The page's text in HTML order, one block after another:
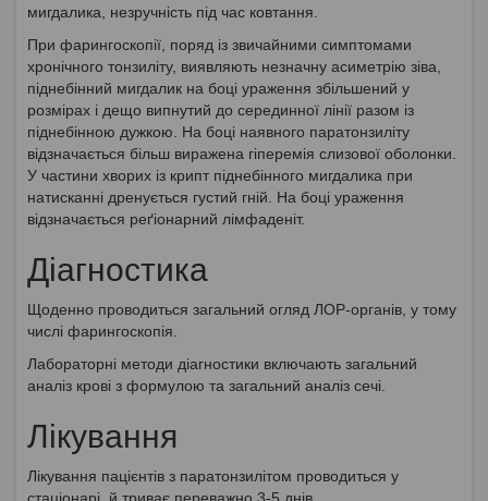
мигдалика, незручність під час ковтання.
При фарингоскопії, поряд із звичайними симптомами
хронічного тонзиліту, виявляють незначну асиметрію зіва,
піднебінний мигдалик на боці ураження збільшений у
розмірах і дещо випнутий до серединної лінії разом із
піднебінною дужкою. На боці наявного паратонзиліту
відзначається більш виражена гіперемія слизової оболонки.
У частини хворих із крипт піднебінного мигдалика при
натисканні дренується густий гній. На боці ураження
відзначається реґіонарний лімфаденіт.
Діагностика
Щоденно проводиться загальний огляд ЛОР-органів, у тому
числі фарингоскопія.
Лабораторні методи діагностики включають загальний
аналіз крові з формулою та загальний аналіз сечі.
Лікування
Лікування пацієнтів з паратонзилітом проводиться у